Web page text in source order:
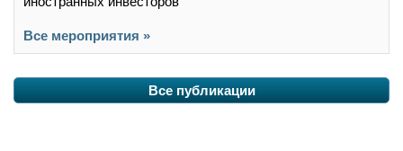
Все мероприятия »
Все публикации